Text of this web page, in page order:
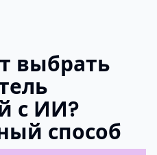
выбрать
с ИИ?
способ